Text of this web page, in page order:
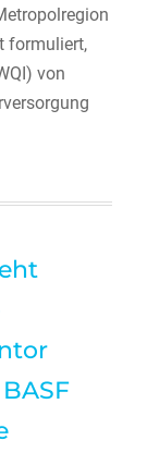
formuliert,
von